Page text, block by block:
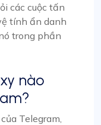
các cuộc tấn
tính ẩn danh
trong phần
nào
Telegram,